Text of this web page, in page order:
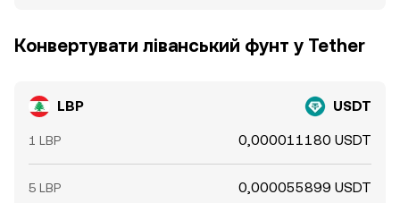
Конвертувати ліванський фунт у Tether
LBP USDT
1 LBP 0,000011180 USDT
5 LBP 0,000055899 USDT